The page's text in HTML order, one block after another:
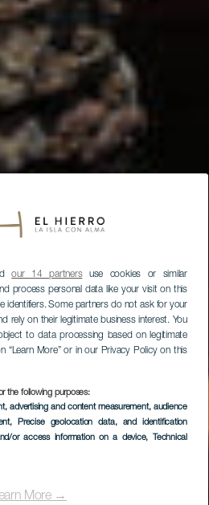
our 14 partnersuse cookies or similar
process personal data like your visit on this
identifiers. Some partners do not ask for your
rely on their legitimate business interest. You
to data processing based on legitimate
“Learn More” or in our Privacy Policy on this
the following purposes:
advertising and content measurement, audience
, Precise geolocation data, and identification
or access information on a device, Technical
More →